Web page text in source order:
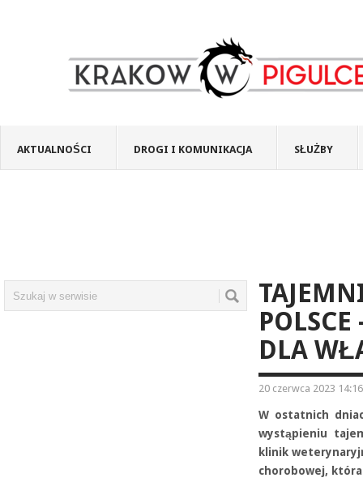
AKTUALNOŚCI DROGI I KOMUNIKACJA SŁUŻBY
DLA
20 czerwca 2023 14:16
W ostatnich
wystąpieniu
klinik
chorobowej,